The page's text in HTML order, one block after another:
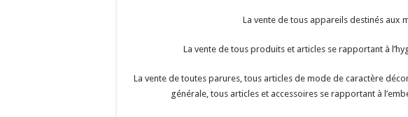
La vente de tous appareils destinés aux
La vente de tous produits et articles se rapportant à
La vente de toutes parures, tous articles de mode de caractère
générale, tous articles et accessoires se rapportant à